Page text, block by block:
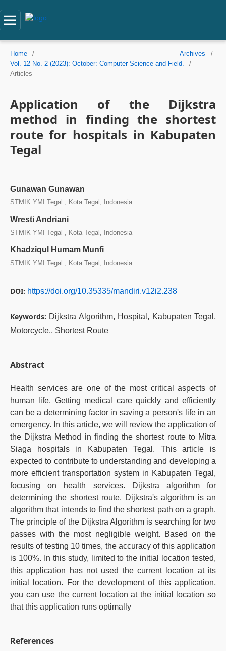
Home / Archives
/
Vol. 12 No. 2 (2023): October: Computer Science and Field.
/
Articles
Application of the Dijkstra
method in finding the shortest
route for hospitals in Kabupaten
Tegal
Gunawan Gunawan
STMIK YMI Tegal , Kota Tegal, Indonesia
Wresti Andriani
STMIK YMI Tegal , Kota Tegal, Indonesia
Khadziqul Humam Munfi
STMIK YMI Tegal , Kota Tegal, Indonesia
DOI: https://doi.org/10.35335/mandiri.v12i2.238
Keywords: Dijkstra Algorithm, Hospital, Kabupaten Tegal,
Motorcycle., Shortest Route
Abstract
Health services are one of the most critical aspects of
human life. Getting medical care quickly and efficiently
can be a determining factor in saving a person's life in an
emergency. In this article, we will review the application of
the Dijkstra Method in finding the shortest route to Mitra
Siaga hospitals in Kabupaten Tegal. This article is
expected to contribute to understanding and developing a
more efficient transportation system in Kabupaten Tegal,
focusing on health services. Dijkstra algorithm for
determining the shortest route. Dijkstra's algorithm is an
algorithm that intends to find the shortest path on a graph.
The principle of the Dijkstra Algorithm is searching for two
passes with the most negligible weight. Based on the
results of testing 10 times, the accuracy of this application
is 100%. In this study, limited to the initial location tested,
this application has not used the current location at its
initial location. For the development of this application,
you can use the current location at the initial location so
that this application runs optimally
References